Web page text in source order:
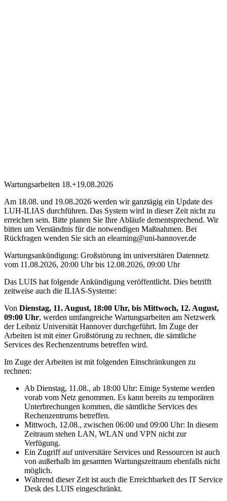
Wartungsarbeiten 18.+19.08.2026
Am 18.08. und 19.08.2026 werden wir ganztägig ein Update des
LUH-ILIAS durchführen. Das System wird in dieser Zeit nicht zu
erreichen sein. Bitte planen Sie Ihre Abläufe dementsprechend. Wir
bitten um Verständnis für die notwendigen Maßnahmen. Bei
Rückfragen wenden Sie sich an elearning@uni-hannover.de
Wartungsankündigung: Großstörung im universitären Datennetz
vom 11.08.2026, 20:00 Uhr bis 12.08.2026, 09:00 Uhr
Das LUIS hat folgende Ankündigung veröffentlicht. Dies betrifft
zeitweise auch die ILIAS-Systeme:
Von Dienstag, 11. August, 18:00 Uhr, bis Mittwoch, 12. August,
09:00 Uhr, werden umfangreiche Wartungsarbeiten am Netzwerk
der Leibniz Universität Hannover durchgeführt. Im Zuge der
Arbeiten ist mit einer Großstörung zu rechnen, die sämtliche
Services des Rechenzentrums betreffen wird.
Im Zuge der Arbeiten ist mit folgenden Einschränkungen zu
rechnen:
Ab Dienstag, 11.08., ab 18:00 Uhr: Einige Systeme werden
vorab vom Netz genommen. Es kann bereits zu temporären
Unterbrechungen kommen, die sämtliche Services des
Rechenzentrums betreffen.
Mittwoch, 12.08., zwischen 06:00 und 09:00 Uhr: In diesem
Zeitraum stehen LAN, WLAN und VPN nicht zur
Verfügung.
Ein Zugriff auf universitäre Services und Ressourcen ist auch
von außerhalb im gesamten Wartungszeitraum ebenfalls nicht
möglich.
Während dieser Zeit ist auch die Erreichbarkeit des IT Service
Desk des LUIS eingeschränkt.